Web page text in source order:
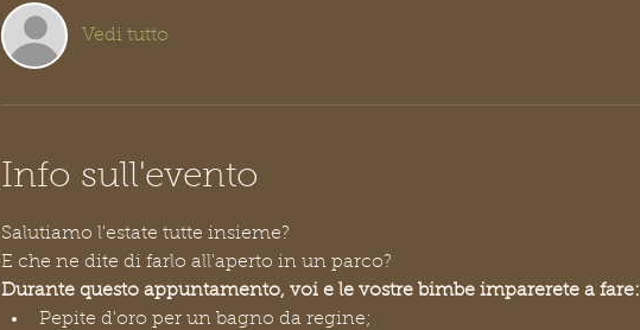
Vedi tutto
Info sull'evento
Salutiamo l'estate tutte insieme?
E che ne dite di farlo all'aperto in un parco?
Durante questo appuntamento, voi e le vostre bimbe imparerete a fare:
Pepite d'oro per un bagno da regine;